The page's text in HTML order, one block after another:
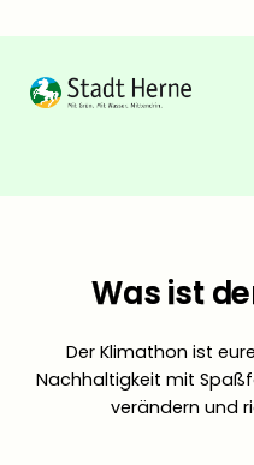
Was ist
Der Klimathon ist
Nachhaltigkeit mit
verändern und